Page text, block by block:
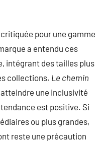
pour une gamme
a entendu ces
intégrant des tailles plus
collections. Le chemin
une inclusivité
est positive. Si
ou plus grandes,
reste une précaution